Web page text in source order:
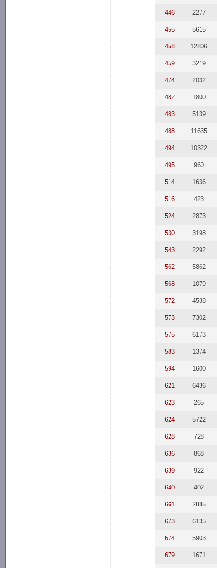
446 2277
455 5615
458 12806
459 3219
474 2032
482 1800
483 5139
488 11635
494 10322
495 960
514 1636
516 423
524 2873
530 3198
543 2292
562 5862
568 1079
572 4538
573 7302
575 6173
583 1374
594 1600
621 6436
623 265
624 5722
628 728
636 868
639 922
640 402
661 2885
673 6135
674 5903
679 1671